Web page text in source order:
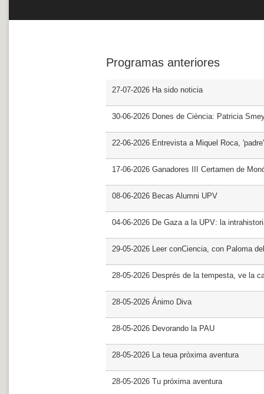
Programas anteriores
27-07-2026 Ha sido noticia
30-06-2026 Dones de Ciència: Patricia
22-06-2026 Entrevista a Miquel Roca,
17-06-2026 Ganadores III Certamen de
08-06-2026 Becas Alumni UPV
04-06-2026 De Gaza a la UPV: la
29-05-2026 Leer conCiencia, con Paloma
28-05-2026 Després de la tempesta, ve la
28-05-2026 Ánimo Diva
28-05-2026 Devorando la PAU
28-05-2026 La teua pròxima aventura
28-05-2026 Tu próxima aventura